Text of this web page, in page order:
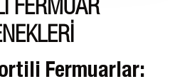
FERMUAR
Fermuarlar: